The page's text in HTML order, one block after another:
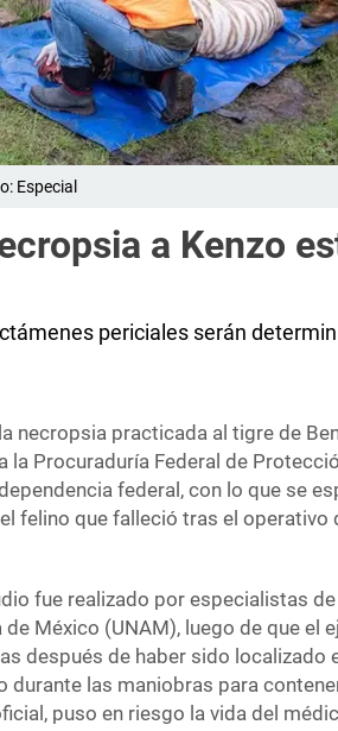
Especial
a Kenzo
periciales serán
necropsia practicada al tigre de
la Procuraduría Federal de
federal, con lo que se
felino que falleció tras el operativo
fue realizado por especialistas
México (UNAM), luego de que el
después de haber sido localizado
durante las maniobras para
puso en riesgo la vida del